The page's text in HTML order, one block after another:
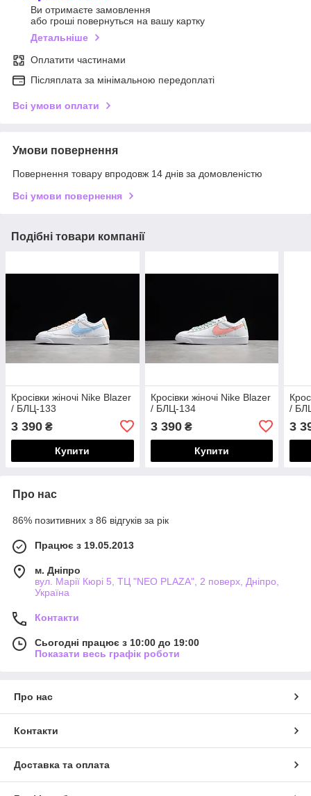
Ви отримаєте замовлення
або гроші повернуться на вашу картку
Детальніше
Оплатити частинами
Післяплата за мінімальною передоплаті
Всі умови оплати
Умови повернення
Повернення товару впродовж 14 днів за домовленістю
Всі умови повернення
Подібні товари компанії
Кросівки жіночі Nike Blazer
/ БЛЦ-133
3 390 ₴
Купити
Кросівки жіночі Nike Blazer
/ БЛЦ-134
3 390₴
Купити
/
3
Про нас
86% позитивних з 86 відгуків за рік
Працює з 19.05.2013
м. Дніпро
вул. Марії Кюрі 5, ТЦ "NEO PLAZA", 2 поверх, Дніпро,
Україна
Контакти
Сьогодні працює з 10:00 до 19:00
Показати весь графік роботи
Про нас
Контакти
Доставка та оплата